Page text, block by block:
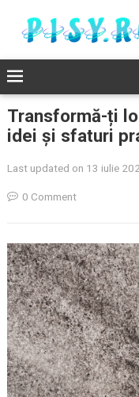
Transformă-ți
idei și sfaturi
Last updated on 13 iulie
0 Comment